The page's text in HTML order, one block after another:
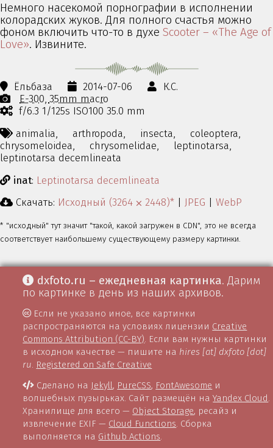
Немного насекомой порнографии в исполнении
колорадских жуков. Для полного счастья можно
фоном включить что-то в духе Scooter – «The Age of
Love». Извините.
Ёльбаза 2014-07-06
К.С.
E-300 35mm macro
f/6.3 1/125s ISO100 35.0 mm
animalia,
arthropoda, insecta,
coleoptera,
chrysomeloidea,
chrysomelidae,
leptinotarsa,
leptinotarsa decemlineata
inat: Leptinotarsa decemlineata
Скачать: Исходный (3264 ⨉ 2448)* JPEG WebP
* "исходный" тут значит "такой, какой загружен в CDN", это не всегда
соответствует наибольшему существующему размеру картинки.
dxfoto.ru – ежедневная картинка. Дарим
по картинке в день из наших архивов.
Если не указано иное, все картинки
распространяются на условиях лицензии Creative
Commons Attribution (CC-BY). Если вам нужны картинки
в исходном качестве — пишите на hires [at] dxfoto [dot]
ru. Registered on Safe Creative
Сделано на Jekyll, PureCSS, FontAwesome и
волшебных пузырьках. Сайт размещён наYandex Cloud.
Хранилище для всего — Object Storage, ресайз и
извлечение EXIF — Cloud Functions. Сборка
выполняется на Github Actions.